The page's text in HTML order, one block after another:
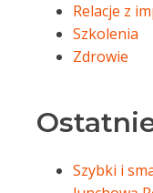
Relacje z
Szkolenia
Zdrowie
Szybki i